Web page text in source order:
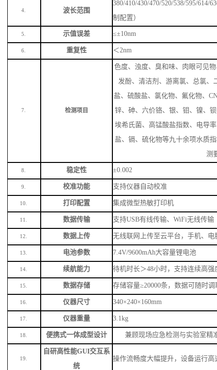
4. 波长范围
380/410/430/470/520/538/595/614/
制配置）
5. 示值误差 ≤±10nm
6. 重复性 ＜2nm
7. 检测项目
色度、浊度、臭和味、肉眼可见物
发酚、清洁剂、游离氯、总氯、
盐、硫酸盐、氯化物、氟化物、
锌、砷、六价铬、银、钼、镍、
埃希氏菌、高锰酸盐指数、电导
盐、镉、硫化物等九十余项水质
测
8. 稳定性 ±0.002
9. 校准功能 支持仪器自动校准
10. 打印配置 集成微型热敏打印机
11. 数据传输 支持USB有线传输、WiFi无线传输
12. 数据上传 无线联网上传至云平台，手机、
13. 电池参数 7.4V/9600mAh大容量锂电池
14. 续航能力 待机时长＞48小时，支持连续高
15. 数据存储 存储容量≥20000条，数据可随时
16. 仪器尺寸 340×240×160mm
17. 仪器重量 3.1kg
18. 便携式一体成型设计 兼顾现场应急检测与实验室精
19.
自研高性能GUI交互系
统
操作流畅度大幅提升，设备运行